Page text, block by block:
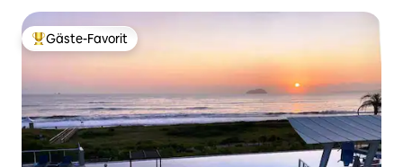
Beliebter Gäste-Favorit.
Gäste-Favorit